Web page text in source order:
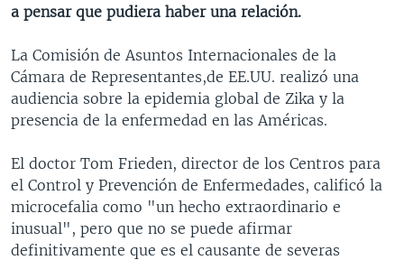
FORO [RADIO]
NOTA ECONÓMICA
ENTRETENIMIENTO
Idiomas
a pensar que pudiera haber una relación.
La Comisión de Asuntos Internacionales de la
Cámara de Representantes,de EE.UU. realizó una
audiencia sobre la epidemia global de Zika y la
presencia de la enfermedad en las Américas.
El doctor Tom Frieden, director de los Centros para
el Control y Prevención de Enfermedades, calificó la
microcefalia como "un hecho extraordinario e
inusual", pero que no se puede afirmar
definitivamente que es el causante de severas